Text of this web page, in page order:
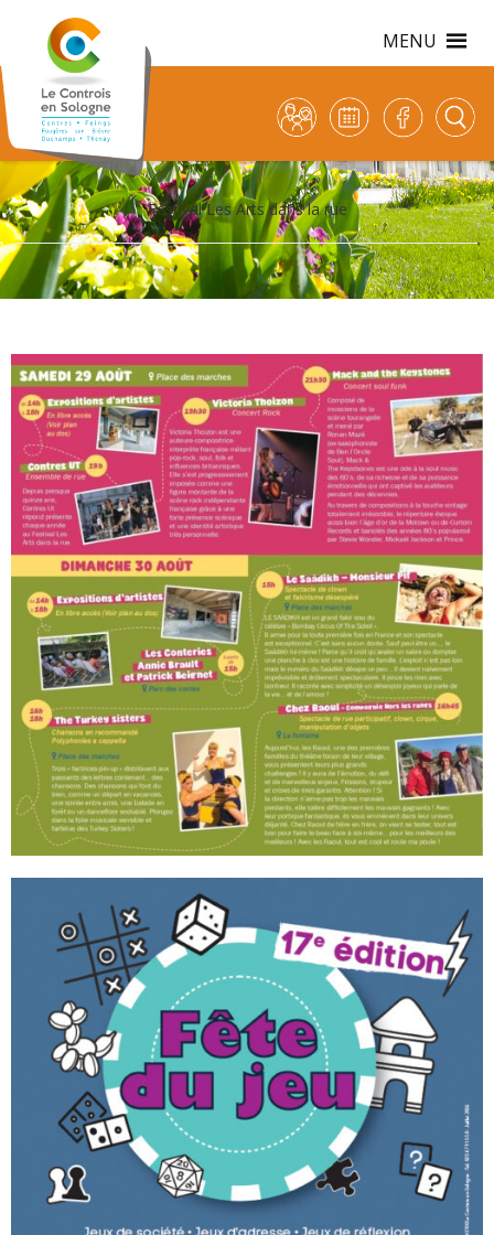
MENU
Festival Les Arts dans la rue